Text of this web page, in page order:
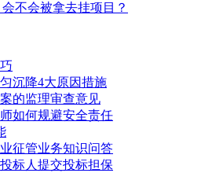
不会被拿去挂项目？
沉降4大原因措施
的监理审查意见
如何规避安全责任
征管业务知识问答
标人提交投标担保